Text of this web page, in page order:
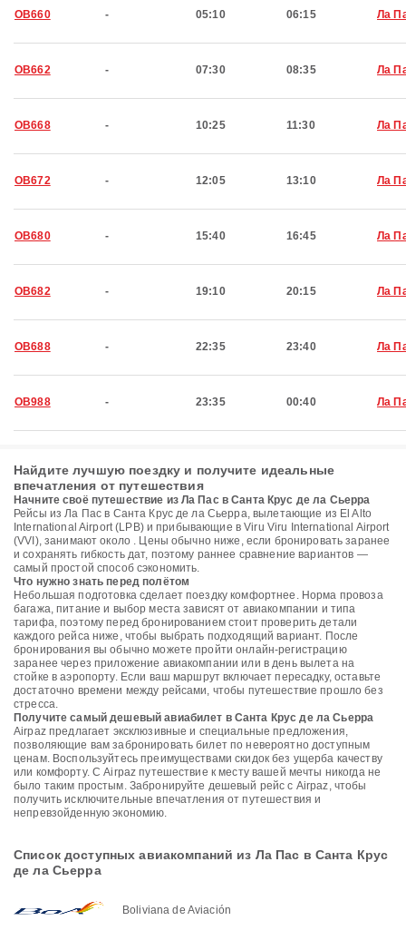
OB660 - 05:10 06:15 Ла
OB662 - 07:30 08:35 Ла
OB668 - 10:25 11:30 Ла
OB672 - 12:05 13:10 Ла
OB680 - 15:40 16:45 Ла
OB682 - 19:10 20:15 Ла
OB688 - 22:35 23:40 Ла
OB988 - 23:35 00:40 Ла
Найдите лучшую поездку и получите идеальные
впечатления от путешествия
Начните своё путешествие из Ла Пас в Санта Крус де ла Сьерра
Рейсы из Ла Пас в Санта Крус де ла Сьерра, вылетающие из El Alto
International Airport (LPB) и прибывающие в Viru Viru International Airport
(VVI), занимают около . Цены обычно ниже, если бронировать заранее
и сохранять гибкость дат, поэтому раннее сравнение вариантов —
самый простой способ сэкономить.
Что нужно знать перед полётом
Небольшая подготовка сделает поездку комфортнее. Норма провоза
багажа, питание и выбор места зависят от авиакомпании и типа
тарифа, поэтому перед бронированием стоит проверить детали
каждого рейса ниже, чтобы выбрать подходящий вариант. После
бронирования вы обычно можете пройти онлайн-регистрацию
заранее через приложение авиакомпании или в день вылета на
стойке в аэропорту. Если ваш маршрут включает пересадку, оставьте
достаточно времени между рейсами, чтобы путешествие прошло без
стресса.
Получите самый дешевый авиабилет в Санта Крус де ла Сьерра
Airpaz предлагает эксклюзивные и специальные предложения,
позволяющие вам забронировать билет по невероятно доступным
ценам. Воспользуйтесь преимуществами скидок без ущерба качеству
или комфорту. С Airpaz путешествие к месту вашей мечты никогда не
было таким простым. Забронируйте дешевый рейс с Airpaz, чтобы
получить исключительные впечатления от путешествия и
непревзойденную экономию.
Список доступных авиакомпаний из Ла Пас в Санта Крус
де ла Сьерра
Boliviana de Aviación